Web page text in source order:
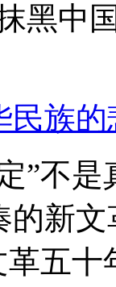
黑中
民族的
”不
的新
革五